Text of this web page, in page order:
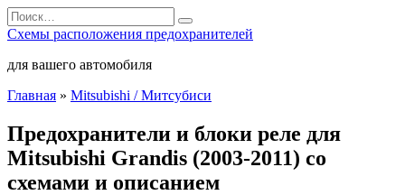
Перейти
к
содержанию
Search
for:
Схемы расположения предохранителей
для вашего автомобиля
Главная » Mitsubishi / Митсубиси
Предохранители и блоки реле для
Mitsubishi Grandis (2003-2011) со
схемами и описанием